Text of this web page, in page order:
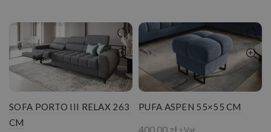
500,00 zł
do
2
900,00 zł
SOFA PORTO III RELAX 263
CM
PUFA ASPEN 55×55 CM
400,00 zł z Vat